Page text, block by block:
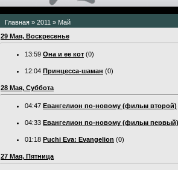
Главная » 2011 » Май
29 Мая, Воскресенье
13:59 Она и ее кот (0)
12:04 Принцесса-шаман (0)
28 Мая, Суббота
04:47 Евангелион по-новому (фильм второй)
04:33 Евангелион по-новому (фильм первый)
01:18 Puchi Eva: Evangelion (0)
27 Мая, Пятница